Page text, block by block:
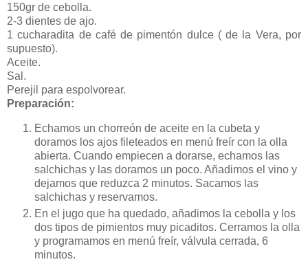
150gr de cebolla.
2-3 dientes de ajo.
1 cucharadita de café de pimentón dulce ( de la Vera, por
supuesto).
Aceite.
Sal.
Perejil para espolvorear.
Preparación:
Echamos un chorreón de aceite en la cubeta y
doramos los ajos fileteados en menú freír con la olla
abierta. Cuando empiecen a dorarse, echamos las
salchichas y las doramos un poco. Añadimos el vino y
dejamos que reduzca 2 minutos. Sacamos las
salchichas y reservamos.
En el jugo que ha quedado, añadimos la cebolla y los
dos tipos de pimientos muy picaditos. Cerramos la olla
y programamos en menú freír, válvula cerrada, 6
minutos.